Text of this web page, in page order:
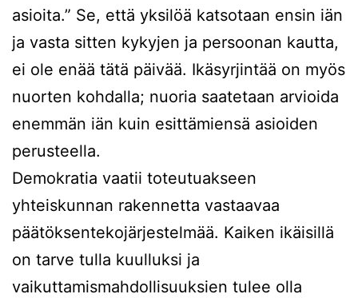
asioita.” Se, että yksilöä katsotaan ensin iän
ja vasta sitten kykyjen ja persoonan kautta,
ei ole enää tätä päivää. Ikäsyrjintää on myös
nuorten kohdalla; nuoria saatetaan arvioida
enemmän iän kuin esittämiensä asioiden
perusteella.
Demokratia vaatii toteutuakseen
yhteiskunnan rakennetta vastaavaa
päätöksentekojärjestelmää. Kaiken ikäisillä
on tarve tulla kuulluksi ja
vaikuttamismahdollisuuksien tulee olla